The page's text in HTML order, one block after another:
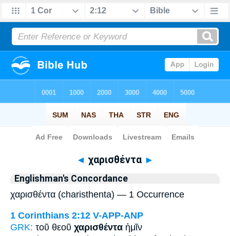
Bible>Strong's > Greek
◄ χαρισθέντα ►
Englishman's Concordance
χαρισθέντα (charisthenta) — 1 Occurrence
1 Corinthians 2:12 V-APP-ANP
GRK: τοῦ θεοῦ χαρισθέντα ἡμῖν